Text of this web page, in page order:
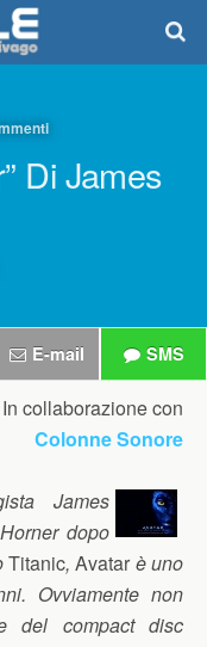
Di James
E-mail SMS
In collaborazione con
Colonne Sonore
James
dopo
Titanic,Avatar è uno
Ovviamente non
del compact disc